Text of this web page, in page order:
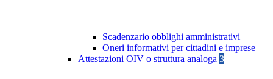
Scadenzario obblighi amministrativi
Oneri informativi per cittadini e imprese
Attestazioni OIV o struttura analoga 3